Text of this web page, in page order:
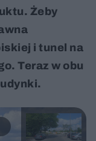
Żeby
i tunel na
Teraz w obu